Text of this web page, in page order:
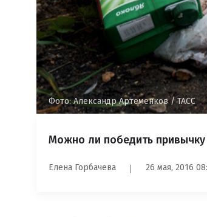
Фото: Александр Артеменков / ТАСС
Можно ли победить привычку
Елена Горбачева 26 мая, 2016